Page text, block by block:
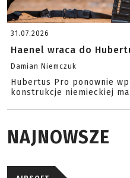
31.07.2026
Haenel wraca do
Damian Niemczuk
Hubertus Pro ponownie
konstrukcje niemieckiej
NAJNOWSZE